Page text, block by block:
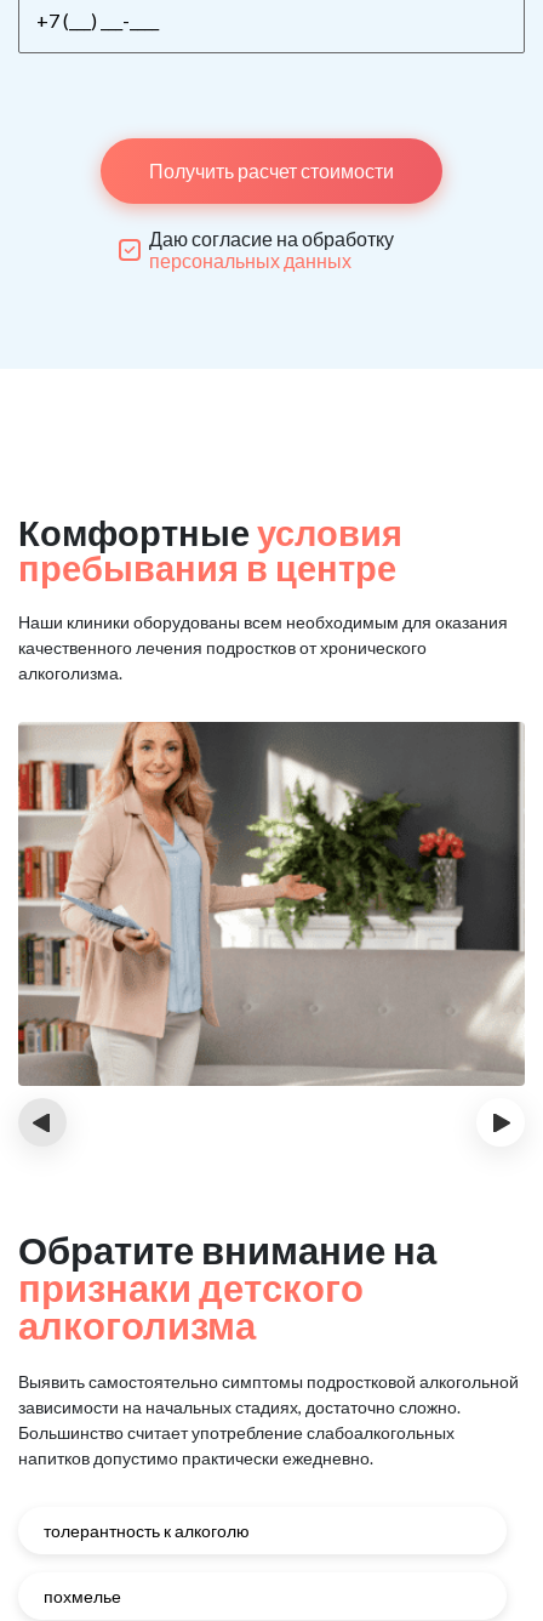
Получить расчет стоимости
Даю согласие на обработку
персональных данных
Комфортные условия
пребывания в центре
Наши клиники оборудованы всем необходимым для оказания
качественного лечения подростков от хронического
алкоголизма.
‹ ›
Обратите внимание на
признаки детского
алкоголизма
Выявить самостоятельно симптомы подростковой алкогольной
зависимости на начальных стадиях, достаточно сложно.
Большинство считает употребление слабоалкогольных
напитков допустимо практически ежедневно.
толерантность к алкоголю
похмелье